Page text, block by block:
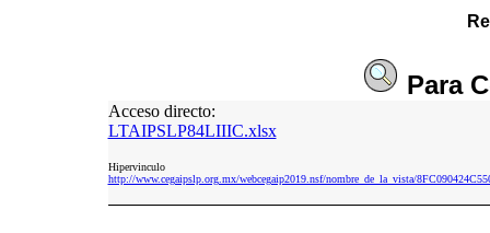
Para
Acceso directo:
LTAIPSLP84LIIIC.xlsx
Hipervinculo
http://www.cegaipslp.org.mx/webcegaip2019.nsf/nombre_de_la_vista/